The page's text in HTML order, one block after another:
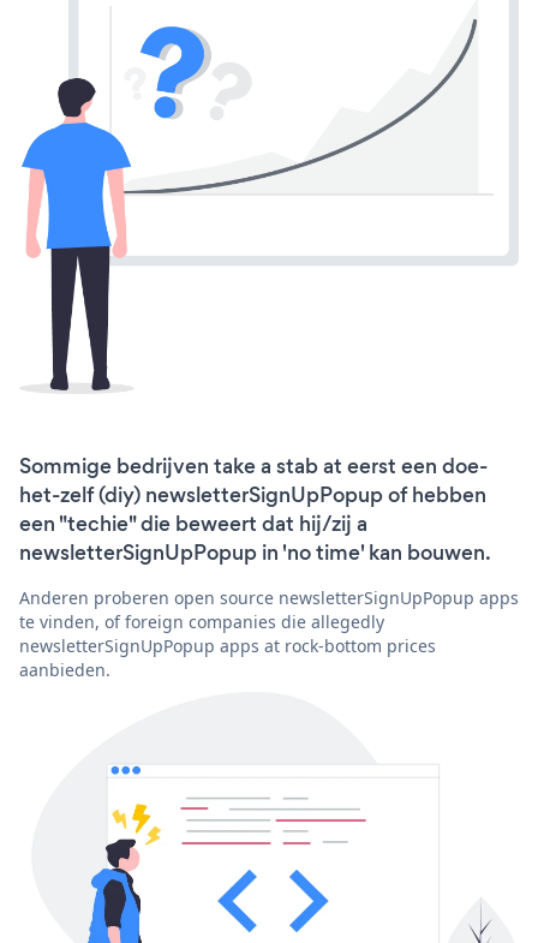
Sommige bedrijven take a stab at eerst een doe-
het-zelf (diy) newsletterSignUpPopup of hebben
een "techie" die beweert dat hij/zij a
newsletterSignUpPopup in 'no time' kan bouwen.
Anderen proberen open source newsletterSignUpPopup apps
te vinden, of foreign companies die allegedly
newsletterSignUpPopup apps at rock-bottom prices
aanbieden.